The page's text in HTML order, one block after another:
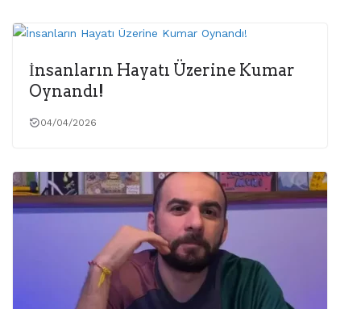
İnsanların Hayatı Üzerine Kumar
Oynandı!
04/04/2026